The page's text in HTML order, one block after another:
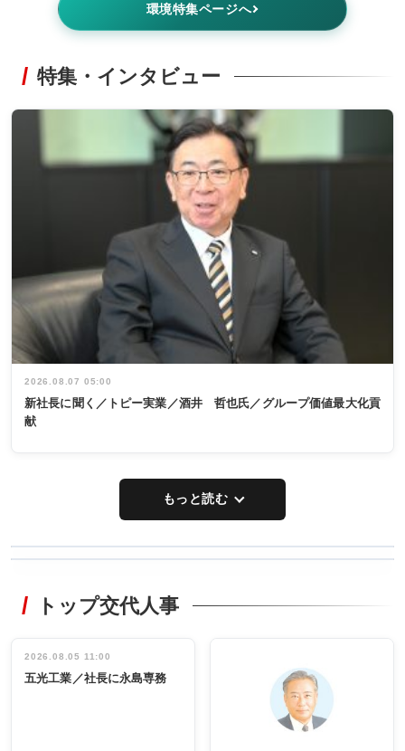
環境特集ページへ
特集・インタビュー
2026.08.07 05:00
新社長に聞く／トピー実業／酒井 哲也氏／グループ価値最大化貢
献
もっと読む
非鉄業界で
インタビュ
ー／社内ア
タックトレー
祝う 業界関
係者ら220人
出席
トップ交代人事
2026.08.05 11:00
五光工業／社長に永島専務